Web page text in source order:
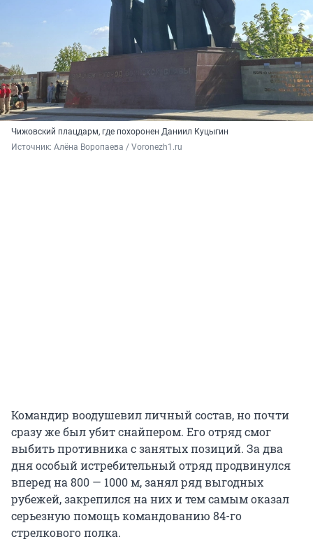
Чижовский плацдарм, где похоронен Даниил Куцыгин
Источник: Алёна Воропаева / Voronezh1.ru
Командир воодушевил личный состав, но почти
сразу же был убит снайпером. Его отряд смог
выбить противника с занятых позиций. За два
дня особый истребительный отряд продвинулся
вперед на 800 — 1000 м, занял ряд выгодных
рубежей, закрепился на них и тем самым оказал
серьезную помощь командованию 84-го
стрелкового полка.